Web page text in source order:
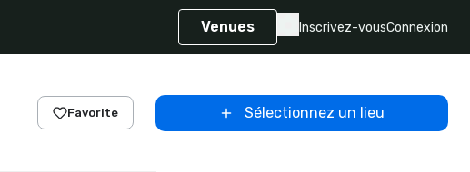
Venues Inscrivez-vousConnexion
Favorite Sélectionnez un lieu